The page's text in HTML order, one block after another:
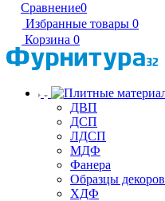
Сравнение0
Избранные товары 0
Корзина 0
ДВП
ДСП
ЛДСП
МДФ
Фанера
Образцы декоров
ХДФ